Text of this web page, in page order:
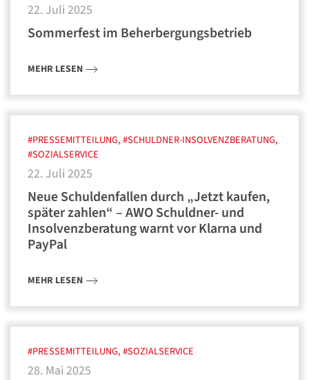
22. Juli 2025
Sommerfest im Beherbergungsbetrieb
MEHR LESEN
#PRESSEMITTEILUNG, #SCHULDNER-INSOLVENZBERATUNG,
#SOZIALSERVICE
22. Juli 2025
Neue Schuldenfallen durch „Jetzt kaufen,
später zahlen“ – AWO Schuldner- und
Insolvenzberatung warnt vor Klarna und
PayPal
MEHR LESEN
#PRESSEMITTEILUNG, #SOZIALSERVICE
28. Mai 2025